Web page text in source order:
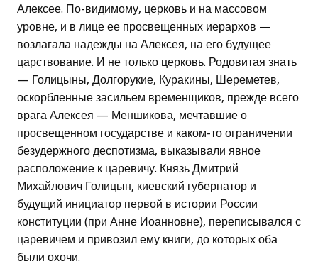
Алексее. По-видимому, церковь и на массовом
уровне, и в лице ее просвещенных иерархов —
возлагала надежды на Алексея, на его будущее
царствование. И не только церковь. Родовитая знать
— Голицыны, Долгорукие, Куракины, Шереметев,
оскорбленные засильем временщиков, прежде всего
врага Алексея — Меншикова, мечтавшие о
просвещенном государстве и каком-то ограничении
безудержного деспотизма, выказывали явное
расположение к царевичу. Князь Дмитрий
Михайлович Голицын, киевский губернатор и
будущий инициатор первой в истории России
конституции (при Анне Иоанновне), переписывался с
царевичем и привозил ему книги, до которых оба
были охочи.